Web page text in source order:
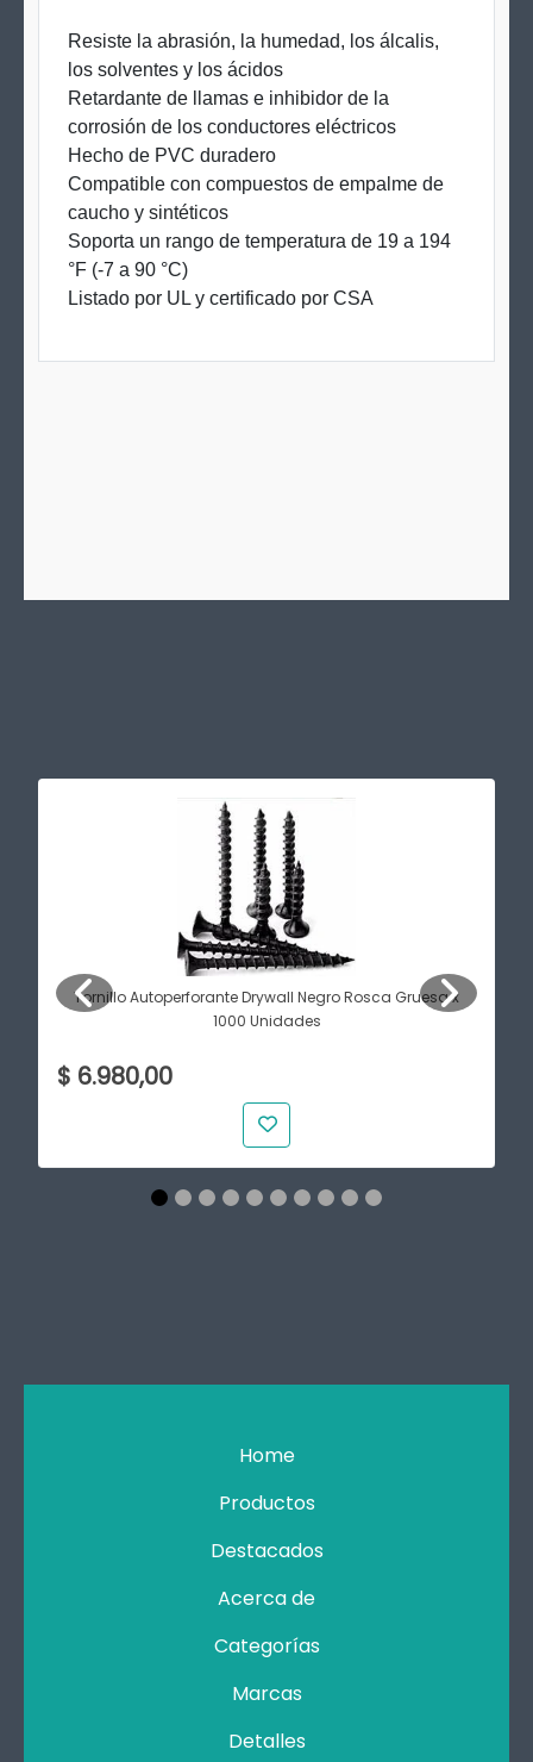
Resiste la abrasión, la humedad, los álcalis,
los solventes y los ácidos
Retardante de llamas e inhibidor de la
corrosión de los conductores eléctricos
Hecho de PVC duradero
Compatible con compuestos de empalme de
caucho y sintéticos
Soporta un rango de temperatura de 19 a 194
°F (-7 a 90 °C)
Listado por UL y certificado por CSA
Tornillo Autoperforante Drywall Negro Rosca Gruesa x
1000 Unidades
$ 6.980,00
Home
Productos
Destacados
Acerca de
Categorías
Marcas
Detalles